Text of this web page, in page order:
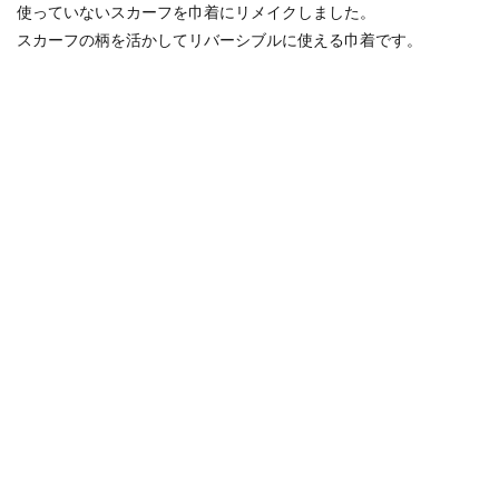
使っていないスカーフを巾着にリメイクしました。
スカーフの柄を活かしてリバーシブルに使える巾着です。